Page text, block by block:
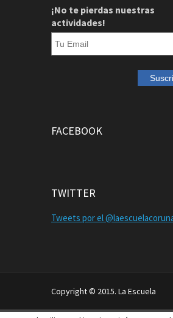
¡No te pierdas nuestras
actividades!
FACEBOOK
TWITTER
Tweets por el
Copyright © 2015. La Escuela
Aviso Legal Política de